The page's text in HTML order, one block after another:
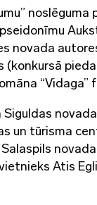
novada
“Vidaga”
un tūrisma
Atis